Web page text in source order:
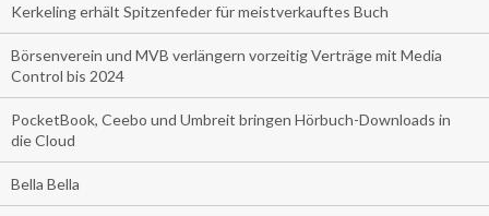
Kerkeling erhält Spitzenfeder für meistverkauftes Buch
Börsenverein und MVB verlängern vorzeitig Verträge mit Media
Control bis 2024
PocketBook, Ceebo und Umbreit bringen Hörbuch-Downloads in
die Cloud
Bella Bella